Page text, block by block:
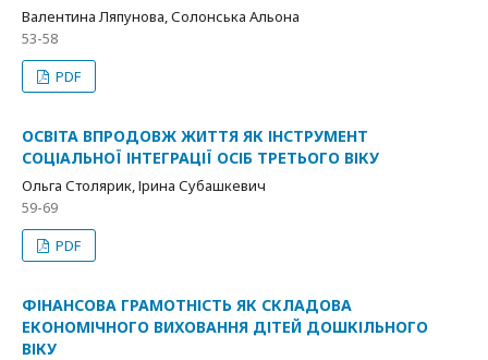
Валентина Ляпунова, Солонська Альона
53-58
PDF
ОСВІТА ВПРОДОВЖ ЖИТТЯ ЯК ІНСТРУМЕНТ
СОЦІАЛЬНОЇ ІНТЕГРАЦІЇ ОСІБ ТРЕТЬОГО ВІКУ
Ольга Столярик, Ірина Субашкевич
59-69
PDF
ФІНАНСОВА ГРАМОТНІСТЬ ЯК СКЛАДОВА
ЕКОНОМІЧНОГО ВИХОВАННЯ ДІТЕЙ ДОШКІЛЬНОГО
ВІКУ